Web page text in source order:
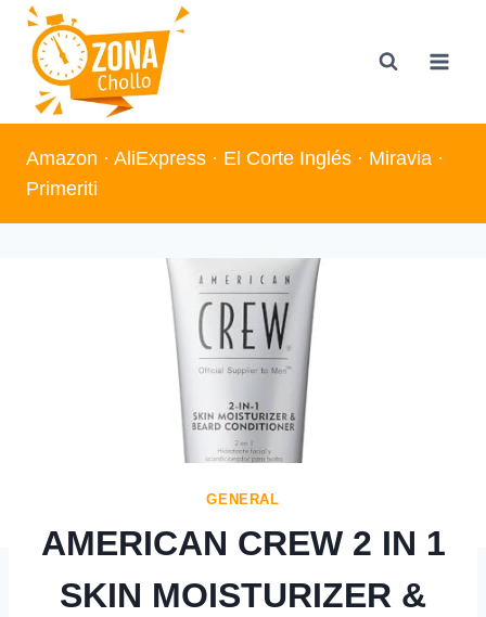
Saltar
contenido
Amazon · AliExpress · El Corte Inglés · Miravia ·
Primeriti
GENERAL
AMERICAN CREW 2 IN 1
SKIN MOISTURIZER &